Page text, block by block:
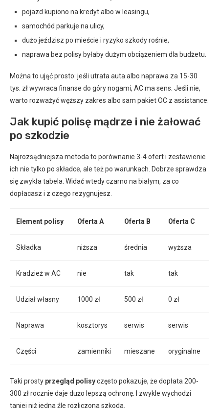
pojazd kupiono na kredyt albo w leasingu,
samochód parkuje na ulicy,
dużo jeździsz po mieście i ryzyko szkody rośnie,
naprawa bez polisy byłaby dużym obciążeniem dla budżetu.
Można to ująć prosto: jeśli utrata auta albo naprawa za 15-30
tys. zł wywraca finanse do góry nogami, AC ma sens. Jeśli nie,
warto rozważyć węższy zakres albo sam pakiet OC z assistance.
Jak kupić polisę mądrze i nie żałować
po szkodzie
Najrozsądniejsza metoda to porównanie 3-4 ofert i zestawienie
ich nie tylko po składce, ale też po warunkach. Dobrze sprawdza
się zwykła tabela. Widać wtedy czarno na białym, za co
dopłacasz i z czego rezygnujesz.
Element polisy Oferta A Oferta B Oferta C
Składka niższa średnia wyższa
Kradzież w AC nie tak tak
Udział własny 1000 zł 500 zł 0 zł
Naprawa kosztorys serwis serwis
Części zamienniki mieszane oryginalne
Taki prosty przegląd polisyczęsto pokazuje, że dopłata 200-
300 zł rocznie daje dużo lepszą ochronę. I zwykle wychodzi
taniej niż jedna źle rozliczona szkoda.